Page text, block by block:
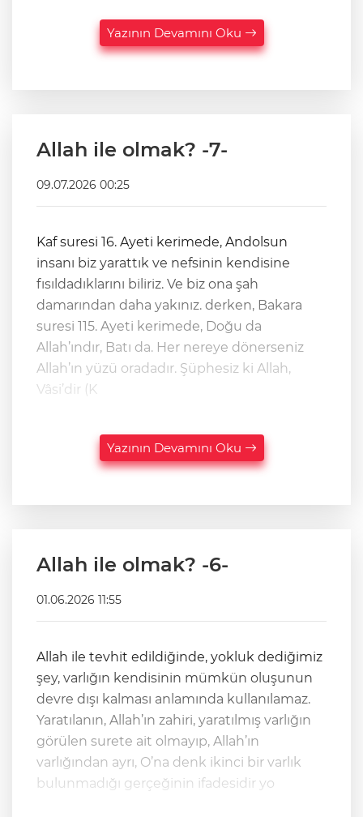
Yazının Devamını Oku
Allah ile olmak? -7-
09.07.2026 00:25
Kaf suresi 16. Ayeti kerimede, Andolsun
insanı biz yarattık ve nefsinin kendisine
fısıldadıklarını biliriz. Ve biz ona şah
damarından daha yakınız. derken, Bakara
suresi 115. Ayeti kerimede, Doğu da
Allah’ındır, Batı da. Her nereye dönerseniz
Allah’ın yüzü oradadır. Şüphesiz ki Allah,
Vâsi’dir (K
Yazının Devamını Oku
Allah ile olmak? -6-
01.06.2026 11:55
Allah ile tevhit edildiğinde, yokluk dediğimiz
şey, varlığın kendisinin mümkün oluşunun
devre dışı kalması anlamında kullanılamaz.
Yaratılanın, Allah’ın zahiri, yaratılmış varlığın
görülen surete ait olmayıp, Allah’ın
varlığından ayrı, O’na denk ikinci bir varlık
bulunmadığı gerçeğinin ifadesidir yo